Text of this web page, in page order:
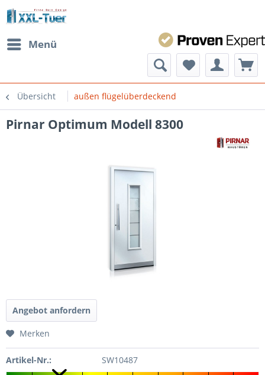
Menü
Übersicht außen flügelüberdeckend
Pirnar Optimum Modell 8300
Angebot anfordern
Merken
Artikel-Nr.: SW10487